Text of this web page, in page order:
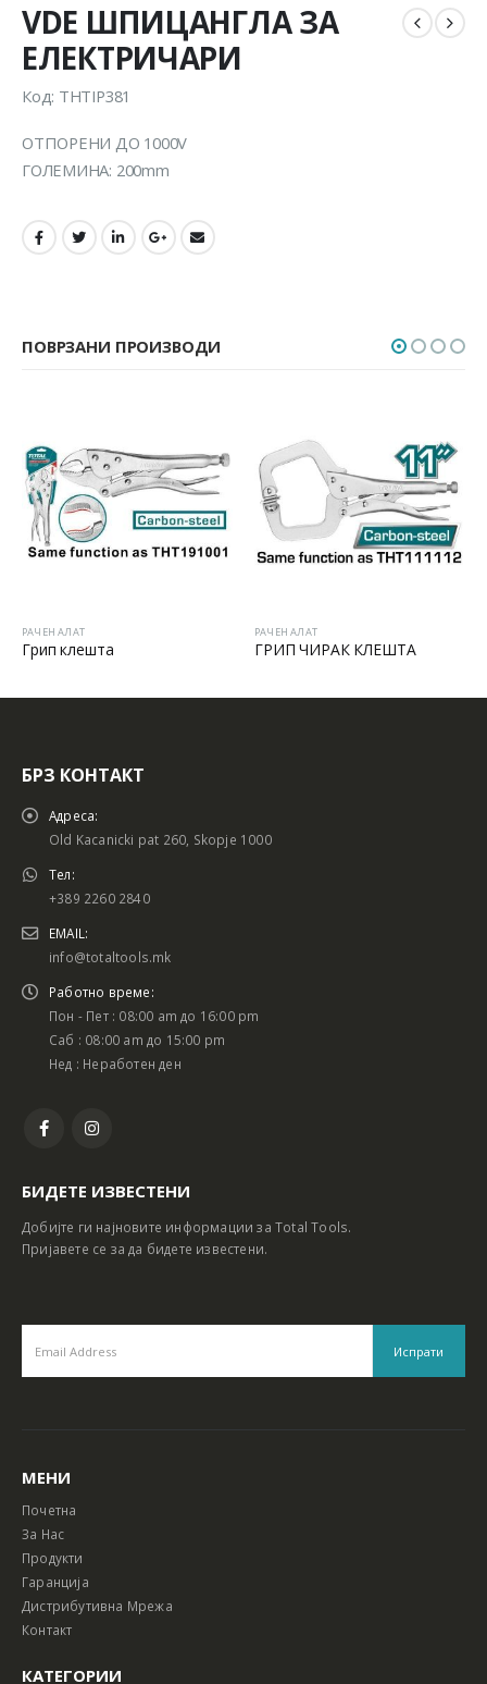
VDE ШПИЦАНГЛА ЗА
ЕЛЕКТРИЧАРИ
Код: THTIP381
ОТПОРЕНИ ДО 1000V
ГОЛЕМИНА: 200mm
ПОВРЗАНИ ПРОИЗВОДИ
РАЧЕН АЛАТ
Грип клешта
РАЧЕН АЛАТ
ГРИП ЧИРАК КЛЕШТА
БРЗ КОНТАКТ
Адреса:
Old Kacanicki pat 260, Skopje 1000
Тел:
+389 2260 2840
EMAIL:
info@totaltools.mk
Работно време:
Пон - Пет : 08:00 am до 16:00 pm
Саб : 08:00 am до 15:00 pm
Нед : Неработен ден
БИДЕТЕ ИЗВЕСТЕНИ
Добијте ги најновите информации за Total Tools.
Пријавете се за да бидете известени.
МЕНИ
Почетна
За Нас
Продукти
Гаранција
Дистрибутивна Мрежа
Контакт
КАТЕГОРИИ